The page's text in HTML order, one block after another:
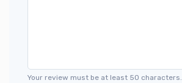
Your review must be at least 50 characters.